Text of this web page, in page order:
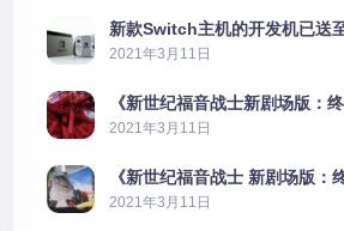
新款Switch主机的开发机已送
2021年3月11日
《新世纪福音战士新剧场版：
公开
2021年3月11日
《新世纪福音战士 新剧场版：
2021年3月11日